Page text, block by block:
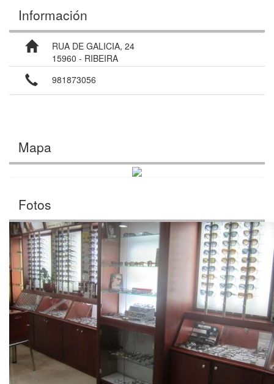
Información
RUA DE GALICIA, 24
15960 - RIBEIRA
981873056
Mapa
Fotos